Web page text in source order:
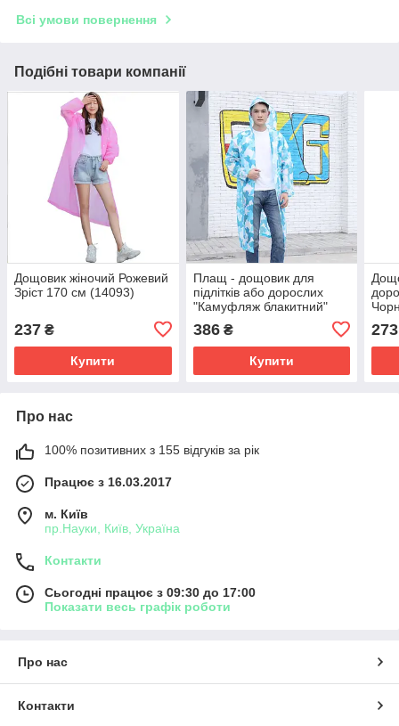
Всі умови повернення
Подібні товари компанії
Дощовик жіночий Рожевий
Зріст 170 см (14093)
237 ₴
Купити
Плащ - дощовик для
підлітків або дорослих
"Камуфляж блакитний"
386₴
Купити
273
Про нас
100% позитивних з 155 відгуків за рік
Працює з 16.03.2017
м. Київ
пр.Науки, Київ, Україна
Контакти
Сьогодні працює з 09:30 до 17:00
Показати весь графік роботи
Про нас
Контакти